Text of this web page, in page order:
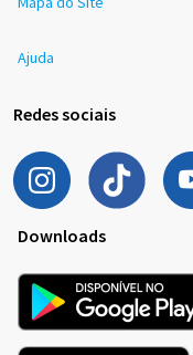
Ajuda
Redes sociais
Downloads